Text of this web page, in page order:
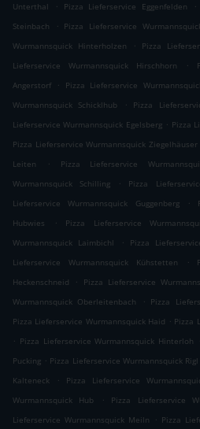
Unterthal . Pizza Lieferservice Eggenfelden .
Steinbach
. Pizza Lieferservice
Wurmannsquick Hinterholzen
. Pizza
Lieferservice Wurmannsquick Hirschhorn
.
Angerstorf
. Pizza Lieferservice
Wurmannsquick Schicklhub
. Pizza
Lieferservice Wurmannsquick Egelsberg . Pizza
Pizza Lieferservice Wurmannsquick Ziegelhäuser
Leiten
. Pizza Lieferservice
Wurmannsquick Schilling
. Pizza
Lieferservice Wurmannsquick Guggenberg
.
Hubwies
. Pizza Lieferservice
Wurmannsquick Laimbichl
. Pizza
Lieferservice Wurmannsquick Kühstetten
.
Heckenschneid
. Pizza Lieferservice
Wurmannsquick Oberleitenbach
. Pizza
Pizza Lieferservice Wurmannsquick Haid . Pizza
. Pizza Lieferservice Wurmannsquick Hinterloh
Pucking . Pizza Lieferservice Wurmannsquick Rigl
Kalteneck
. Pizza Lieferservice
Wurmannsquick Hub
. Pizza Lieferservice
Lieferservice Wurmannsquick Meiln
. Pizza